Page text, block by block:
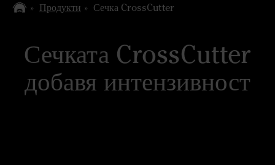
Продукти Сечка CrossCutter
Сечката CrossCutter
добавя интензивност